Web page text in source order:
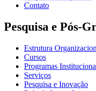
Contato
Pesquisa e Pós-
Estrutura
Cursos
Programas
Serviços
Pesquisa e Inovação